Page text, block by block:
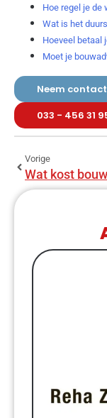
Hoe regel je de
Wat is het
Hoeveel betaal
Moet je
Neem
033 - 456 31
Vorige
Wat kost